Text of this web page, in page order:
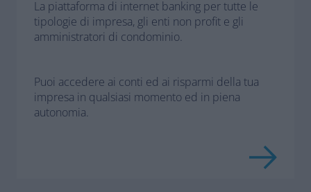
La piattaforma di internet banking per tutte le
tipologie di impresa, gli enti non profit e gli
amministratori di condominio.
Puoi accedere ai conti ed ai risparmi della tua
impresa in qualsiasi momento ed in piena
autonomia.